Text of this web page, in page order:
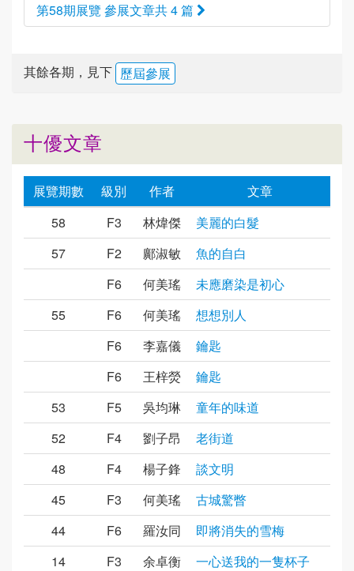
第58期展覽 參展文章共 4 篇
其餘各期，見下 歷屆參展
十優文章
展覽期數 級別 作者
文章
58
F3 林煒傑
美麗的白髮
57
F2 鄺淑敏
魚的自白
F6
何美瑤
未應磨染是初心
55
F6 何美瑤
想想別人
F6
李嘉儀
鑰匙
F6
王梓熒
鑰匙
53
F5 吳均琳
童年的味道
52
F4 劉子昂
老街道
48
F4 楊子鋒
談文明
45
F3 何美瑤
古城驚瞥
44
F6 羅汝同
即將消失的雪梅
14
F3 余卓衡 一心送我的一隻杯子